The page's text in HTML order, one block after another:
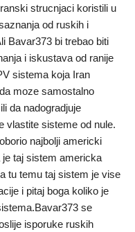
strucnjaci koristili u
od ruskih i
Bavar373 bi trebao biti
i iskustava od ranije
sistema koja Iran
moze samostalno
da nadogradjuje
vlastite sisteme od nule.
najbolji americki
taj sistem americka
tu temu taj sistem je vise
i pitaj boga koliko je
se
isporuke ruskih